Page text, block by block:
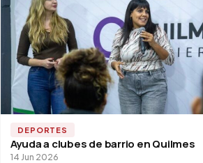
DEPORTES
Ayuda a clubes de barrio en Quilmes
14 Jun 2026